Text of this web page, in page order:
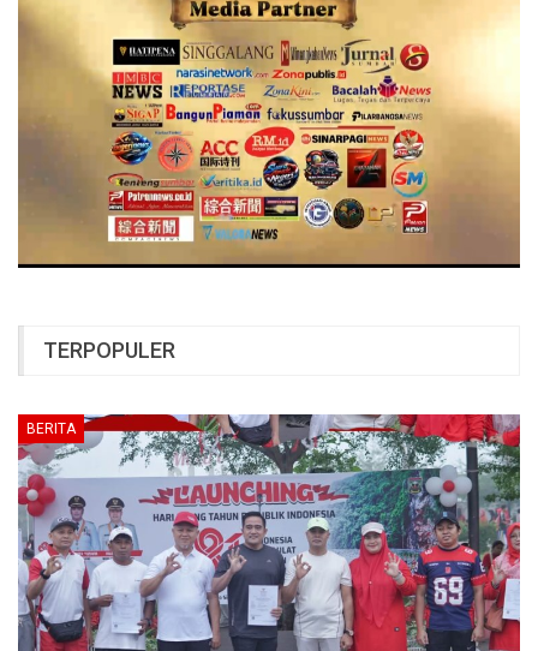
TERPOPULER
BERITA